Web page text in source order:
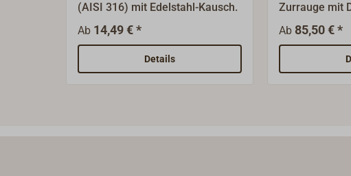
(AISI 316) mit Edelstahl-Kausch.
Ab 14,49 € *
Details
Zurrauge mit
Grad geklappt
Oberfläche:
Ab 85,50 € *